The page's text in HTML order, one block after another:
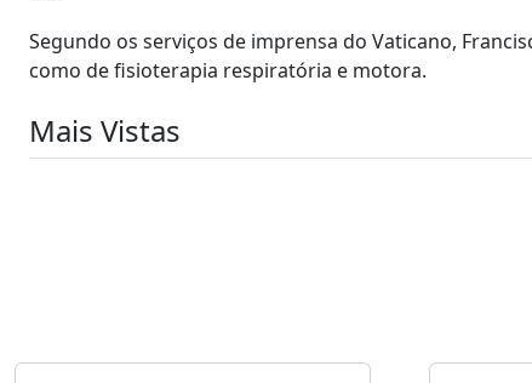
Segundo os serviços de imprensa do Vaticano,
como de fisioterapia respiratória e motora.
Mais Vistas